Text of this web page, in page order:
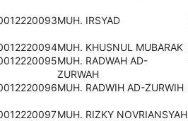
MUH. IRSYAD
MUH. KHUSNUL MUBARAK
MUH. RADWAH AD-
ZURWAH
MUH. RADWIH AD-ZURWIH
MUH. RIZKY NOVRIANSYAH